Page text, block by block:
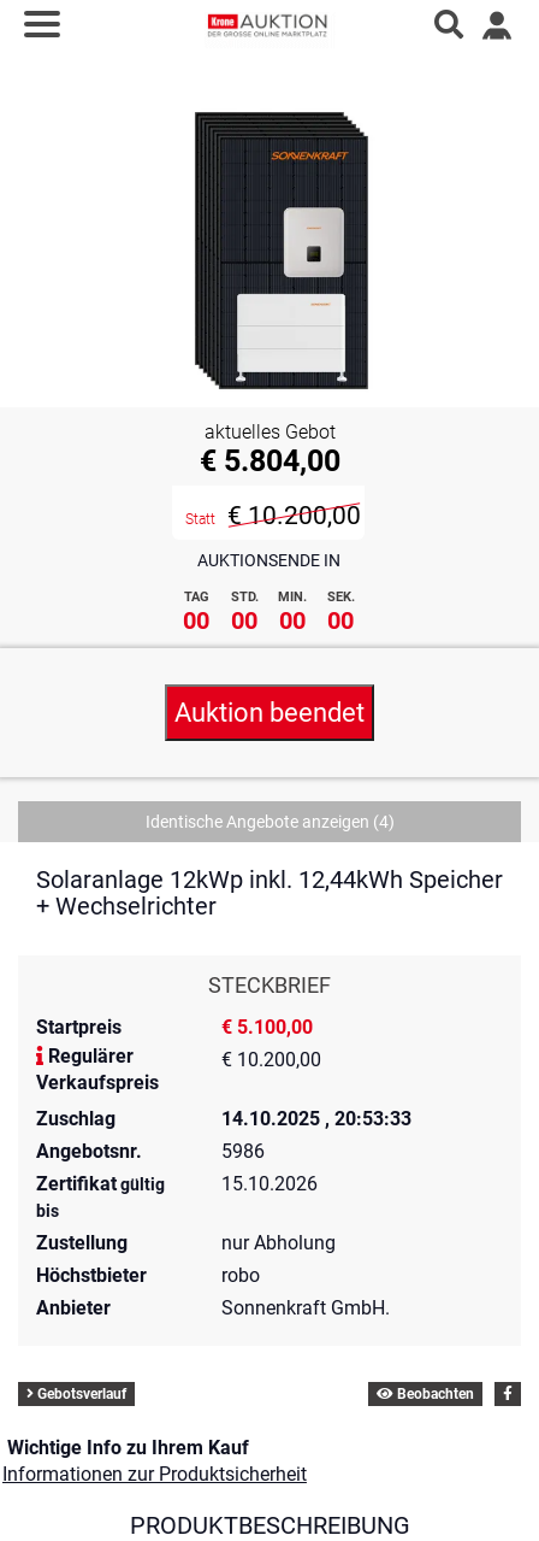
AUKTIONSENDE IN
TAG STD. MIN. SEK.
00 00 00 00
aktuelles Gebot
€ 5.804,00
Statt € 10.200,00
Auktion beendet
Identische Angebote anzeigen (4)
Solaranlage 12kWp inkl. 12,44kWh Speicher
+ Wechselrichter
STECKBRIEF
Startpreis
€ 5.100,00
Regulärer
Verkaufspreis
€ 10.200,00
Zuschlag
14.10.2025 , 20:53:33
Angebotsnr.
5986
Zertifikatgültig
bis
15.10.2026
Zustellung
nur Abholung
Höchstbieter
robo
Anbieter
Sonnenkraft GmbH.
Gebotsverlauf Beobachten
Wichtige Info zu Ihrem Kauf
Informationen zur Produktsicherheit
PRODUKTBESCHREIBUNG